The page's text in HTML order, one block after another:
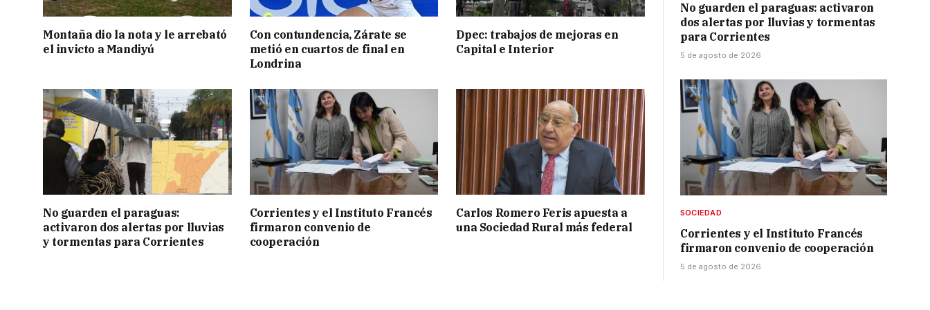
Montaña dio la nota y le arrebató
el invicto a Mandiyú
Con contundencia, Zárate se
metió en cuartos de final en
Londrina
Dpec: trabajos de mejoras en
Capital e Interior
No guarden el paraguas:
activaron dos alertas por lluvias
y tormentas para Corrientes
Corrientes y el Instituto Francés
firmaron convenio de
cooperación
Carlos Romero Feris apuesta a
una Sociedad Rural más federal
No guarden el paraguas: activaron
dos alertas por lluvias y tormentas
para Corrientes
5 de agosto de 2026
SOCIEDAD
Corrientes y el Instituto Francés
firmaron convenio de cooperación
5 de agosto de 2026